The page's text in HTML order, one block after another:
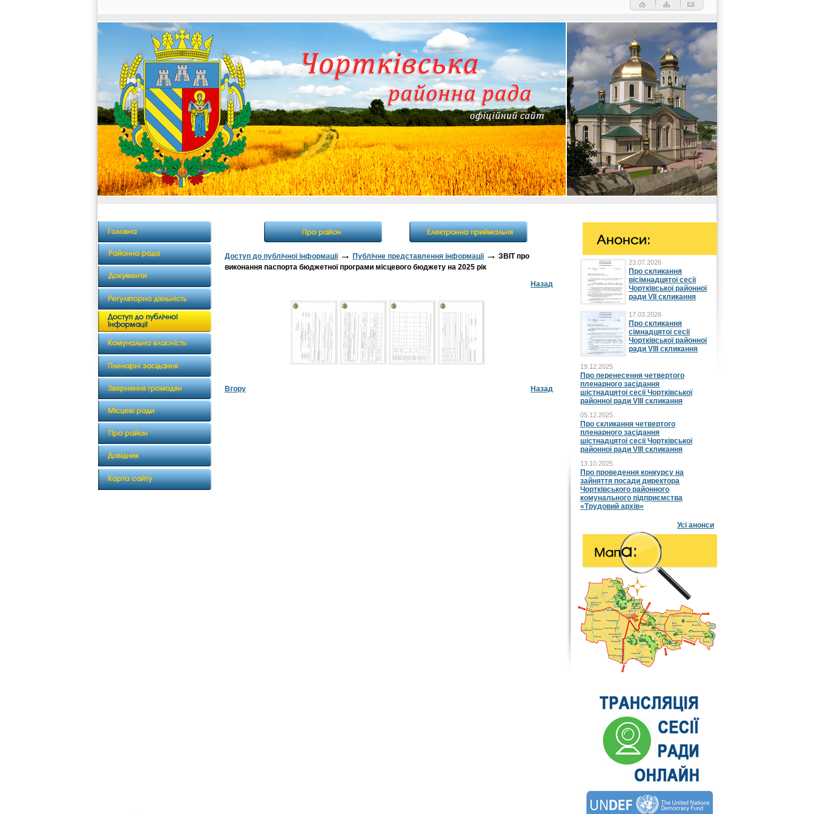
Доступ до публічної інформації → Публічне представлення інформації → ЗВІТ про
виконання паспорта бюджетної програми місцевого бюджету на 2025 рік
Назад
Вгору Назад
23.07.2026
Про скликання
вісімнадцятої сесії
Чортківської районної
ради VII скликання
17.03.2026
Про скликання
сімнадцятої сесії
Чортківської районної
ради VIII скликання
19.12.2025
Про перенесення четвертого
пленарного засідання
шістнадцятої сесії Чортківської
районної ради VIII скликання
05.12.2025
Про скликання четвертого
пленарного засідання
шістнадцятої сесії Чортківської
районної ради VIII скликання
13.10.2025
Про проведення конкурсу на
зайняття посади директора
Чортківського районного
комунального підприємства
«Трудовий архів»
Усі анонси